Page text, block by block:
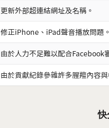
更新外部超連結網址及名稱。
修正iPhone、iPad聲音播放問題。
由於人力不足難以配合Facebook
由於貢獻紀錄參雜許多腥羶內容
快